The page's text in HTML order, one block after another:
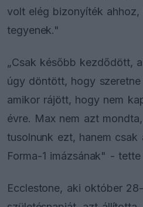
volt elég bizonyíték
tegyenek."
„Csak később kezdődött,
úgy döntött, hogy szeretne
amikor rájött, hogy nem
évre. Max nem azt
tusolnunk ezt, hanem
Forma-1 imázsának" -
Ecclestone, aki október